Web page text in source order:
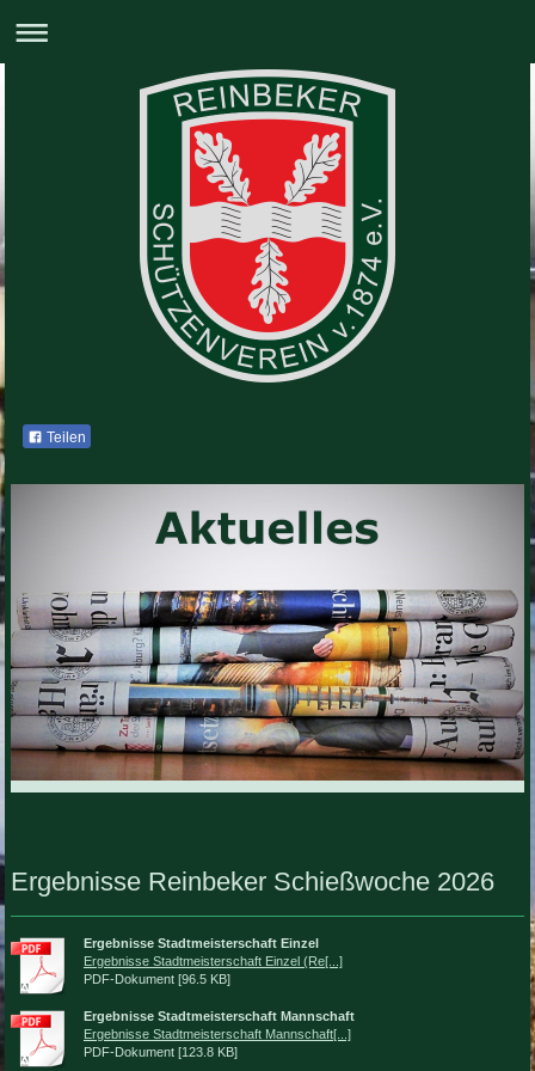
Teilen
Ergebnisse Reinbeker Schießwoche 2026
Ergebnisse Stadtmeisterschaft Einzel
Ergebnisse Stadtmeisterschaft Einzel (Re[...]
PDF-Dokument [96.5 KB]
Ergebnisse Stadtmeisterschaft Mannschaft
Ergebnisse Stadtmeisterschaft Mannschaft[...]
PDF-Dokument [123.8 KB]